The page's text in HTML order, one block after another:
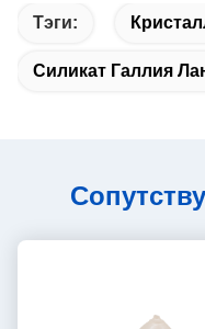
Тэги:
Силикат Галлия